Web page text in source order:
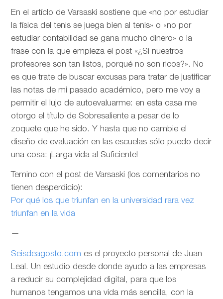
En el artíclo deVarsaski sostiene que «no por estudiar
la física del tenis se juega bien al tenis» o «no por
estudiar contabilidad se gana mucho dinero» o la
frase con la que empieza el post «¿Si nuestros
profesores son tan listos, porqué no son ricos?». No
es que trate de buscar excusas para tratar de justificar
las notas de mi pasado académico, pero me voy a
permitir el lujo de autoevaluarme: en esta casa me
otorgo el título de Sobresaliente a pesar de lo
zoquete que he sido. Y hasta que no cambie el
diseño de evaluación en las escuelas sólo puedo decir
una cosa: ¡Larga vida al Suficiente!
Temino con el post de Varsaski (los comentarios no
tienen desperdicio):
Por qué los que triunfan en la universidad rara vez
triunfan en la vida
—
Seisdeagosto.com es el proyecto personal de Juan
Leal. Un estudio desde donde ayudo a las empresas
a reducir su complejidad digital, para que los
humanos tengamos una vida más sencilla, con la